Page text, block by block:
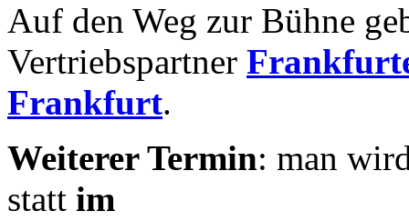
Auf den Weg zur Bühne
Vertriebspartner
Frankfurt.
Weiterer Termin: man
statt im